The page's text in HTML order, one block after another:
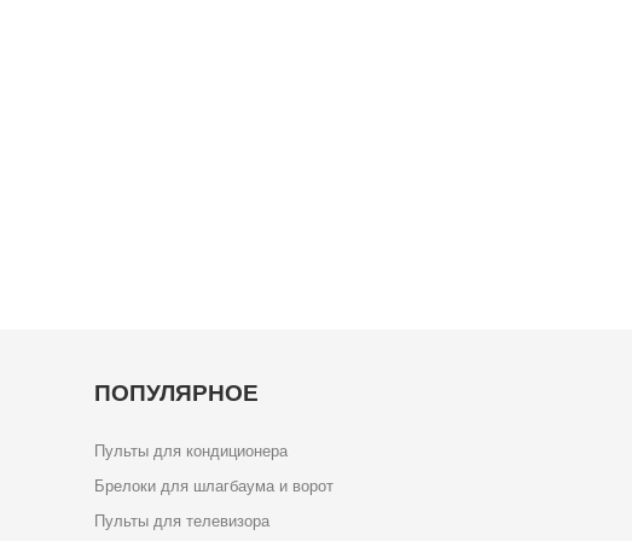
ПОПУЛЯРНОЕ
Пульты для кондиционера
Брелоки для шлагбаума и ворот
Пульты для телевизора